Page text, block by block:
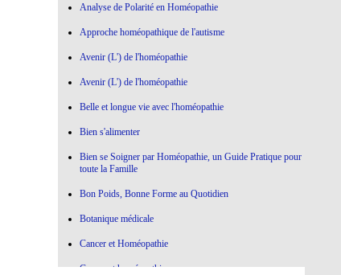
Analyse de Polarité en Homéopathie
Approche homéopathique de l'autisme
Avenir (L') de l'homéopathie
Avenir (L') de l'homéopathie
Belle et longue vie avec l'homéopathie
Bien s'alimenter
Bien se Soigner par Homéopathie, un Guide Pratique pour
toute la Famille
Bon Poids, Bonne Forme au Quotidien
Botanique médicale
Cancer et Homéopathie
Cancer et homéopathie